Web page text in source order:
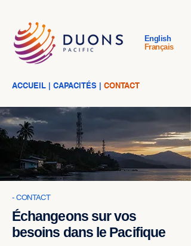
English
Français
ACCUEIL | CAPACITÉS | CONTACT
- CONTACT
Échangeons sur vos
besoins dans le Pacifique